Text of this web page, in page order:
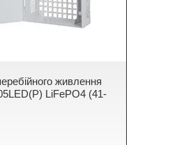
живлення
LiFePO4 (41-